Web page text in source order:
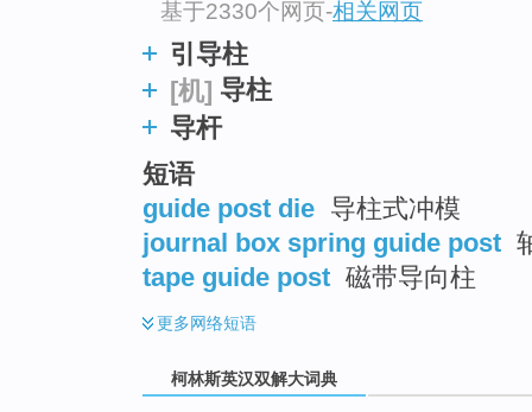
基于2330个网页-相关网页
引导柱
[机] 导柱
导杆
短语
guide post die 导柱式冲模
journal box spring guide post
tape guide post 磁带导向柱
更多网络短语
柯林斯英汉双解大词典